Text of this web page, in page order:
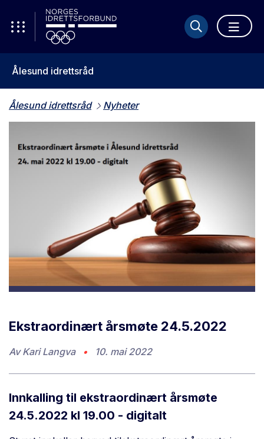
Ålesund idrettsråd
Ålesund idrettsråd Nyheter
Ekstraordinært årsmøte 24.5.2022
AvKari Langva • 10. mai 2022
Innkalling til ekstraordinært årsmøte
24.5.2022 kl 19.00 - digitalt